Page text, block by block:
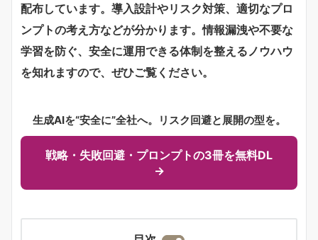
配布しています。導入設計やリスク対策、適切なプロ
ンプトの考え方などが分かります。情報漏洩や不要な
学習を防ぐ、安全に運用できる体制を整えるノウハウ
を知れますので、ぜひご覧ください。
生成AIを“安全に”全社へ。リスク回避と展開の型を。
戦略・失敗回避・プロンプトの3冊を無料DL
→